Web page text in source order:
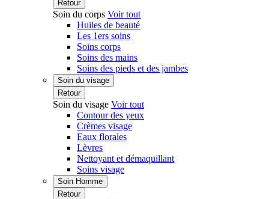
Retour
Soin du corps Voir tout
Huiles de beauté
Les 1ers soins
Soins corps
Soins des mains
Soins des pieds et des jambes
Soin du visage
Retour
Soin du visage Voir tout
Contour des yeux
Crèmes visage
Eaux florales
Lèvres
Nettoyant et démaquillant
Soins visage
Soin Homme
Retour